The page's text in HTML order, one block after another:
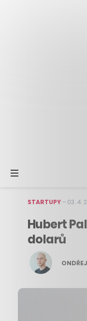
STARTUPY– 03. 4.
Hubert
dolarů